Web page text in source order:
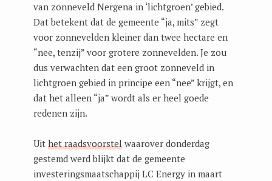
van zonneveld Nergena in ‘lichtgroen’ gebied.
Dat betekent dat de gemeente “ja, mits” zegt
voor zonnevelden kleiner dan twee hectare en
“nee, tenzij” voor grotere zonnevelden. Je zou
dus verwachten dat een groot zonneveld in
lichtgroen gebied in principe een “nee” krijgt, en
dat het alleen “ja” wordt als er heel goede
redenen zijn.
Uithet raadsvoorstel waarover donderdag
gestemd werd blijkt dat de gemeente
investeringsmaatschappij LC Energy in maart